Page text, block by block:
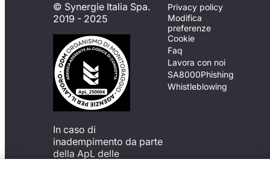
© Synergie Italia Spa.
2019 - 2025
In caso di
inadempimento da parte
della ApL delle
Privacy policy
Modifica
preferenze
Cookie
Faq
Lavora con noi
SA8000Phishing
Whistleblowing